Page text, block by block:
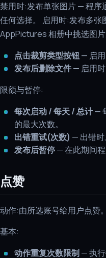
禁用时:发布单张图片 — 程序
任何选择。 启用时:发布多
AppPictures 相册中挑选图片
点击裁剪类型按钮 — 启
发布后删除文件— 启用时
限额与暂停:
每次启动 / 每天 / 总计—
的最大次数。
出错重试(次数) — 出错时
发布后暂停— 在此期间程
点赞
动作:由所选账号给用户点赞。
基本:
动作重复次数限制— 执